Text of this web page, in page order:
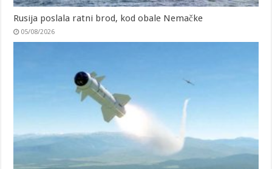
Rusija poslala ratni brod, kod obale Nemačke
05/08/2026